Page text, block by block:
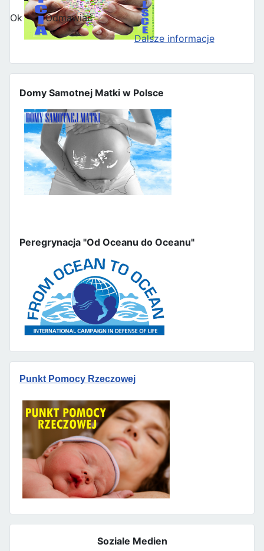
Domy Samotnej Matki w Polsce
Peregrynacja "Od Oceanu do Oceanu"
Punkt Pomocy Rzeczowej
Soziale Medien
Ok
Odmawiać
Dalsze informacje